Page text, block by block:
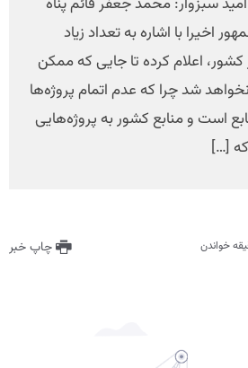
اخیرا با اشاره به تعداد زیاد
کشور، اعلام کرده تا جایی که ممکن
شد چرا که عدم اتمام پروژه‌ها
است و منابع کشور به پروژه‌هایی
[…]
چاپ خبر